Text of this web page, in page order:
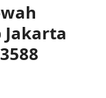
Jakarta